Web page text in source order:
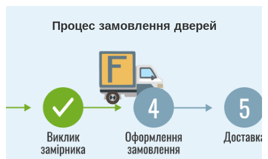
Процес замовлення дверей